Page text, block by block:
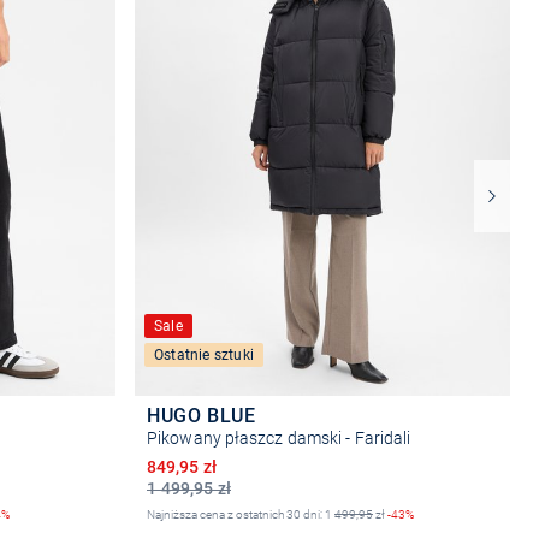
Sale
Ostatnie sztuki
HUGO BLUE
Pikowany płaszcz damski - Faridali
1 499,95 zł
Obniżona cena
849,95 zł
Najniższa cena z ostatnich 30 dni: 1 499,95zł-43%